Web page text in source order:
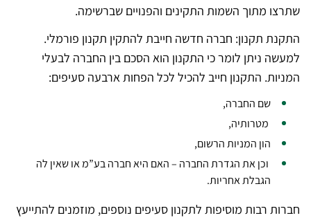
שתרצו מתוך השמות התקינים והפנויים שברשימה.
התקנת תקנון: חברה חדשה חייבת להתקין תקנון פורמלי.
למעשה ניתן לומר כי התקנון הוא הסכם בין החברה לבעלי
המניות. התקנון חייב להכיל לכל הפחות ארבעה סעיפים:
שם החברה,
מטרותיה,
הון המניות הרשום,
וכן את הגדרת החברה – האם היא חברה בע”מ או שאין לה
הגבלת אחריות.
חברות רבות מוסיפות לתקנון סעיפים נוספים, מוזמנים להתייעץ